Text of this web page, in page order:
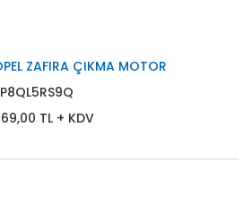
ZAFIRA ÇIKMA MOTOR
TL + KDV